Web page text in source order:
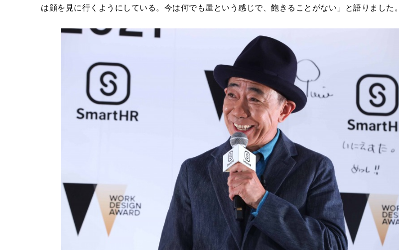
は顔を見に行くようにしている。今は何でも屋という感じで、飽きることがない」と語りました。